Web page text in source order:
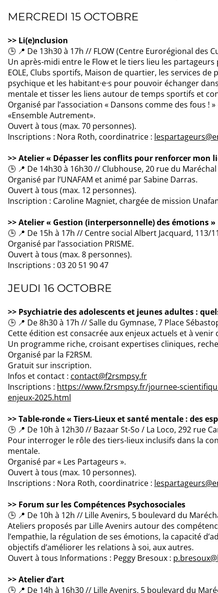
MERCREDI 15 OCTOBRE
>> Li(e)nclusion
🕒 📍 De 13h30 à 17h // FLOW (Centre Eurorégional des
Un après-midi entre le Flow et le tiers lieu les
EOLE, Clubs sportifs, Maison de quartier, les services
psychique et les habitant·e·s pour pouvoir échanger
mentale et tisser les liens autour de temps sportifs et
Organisé par l’association « Dansons comme des fous !
«Ensemble Autrement».
Ouvert à tous (max. 70 personnes).
Inscriptions : Nora Roth, coordinatrice :
>> Atelier « Dépasser les conflits pour renforcer mon
🕒 📍 De 14h30 à 16h30 // Clubhouse, 20 rue du
Organisé par l’UNAFAM et animé par Sabine Darras.
Ouvert à tous (max. 12 personnes).
Inscription : Caroline Magniet, chargée de mission
>> Atelier « Gestion (interpersonnelle) des émotions »
🕒 📍 De 15h à 17h // Centre social Albert Jacquard, 113/
Organisé par l’association PRISME.
Ouvert à tous (max. 8 personnes).
Inscriptions : 03 20 51 90 47
JEUDI 16 OCTOBRE
>> Psychiatrie des adolescents et jeunes adultes :
🕒 📍 De 8h30 à 17h // Salle du Gymnase, 7 Place
Cette édition est consacrée aux enjeux actuels et à
Un programme riche, croisant expertises cliniques,
Organisé par la F2RSM.
Gratuit sur inscription.
Infos et contact : contact@f2rsmpsy.fr
Inscriptions : https://www.f2rsmpsy.fr/journee-
enjeux-2025.html
>> Table-ronde « Tiers-Lieux et santé mentale : des
🕒 📍 De 10h à 12h30 // Bazaar St-So / La Loco, 292 rue
Pour interroger le rôle des tiers-lieux inclusifs dans la
mentale.
Organisé par « Les Partageurs ».
Ouvert à tous (max. 10 personnes).
Inscriptions : Nora Roth, coordinatrice :
>> Forum sur les Compétences Psychosociales
🕒 📍 De 10h à 12h // Lille Avenirs, 5 boulevard du
Ateliers proposés par Lille Avenirs autour des
l’empathie, la régulation de ses émotions, la capacité
objectifs d’améliorer les relations à soi, aux autres.
Ouvert à tous Informations : Peggy Bresoux :
>> Atelier d’art
🕒 📍 De 14h à 16h30 // Lille Avenirs, 5 boulevard du